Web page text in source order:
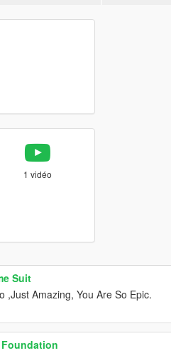
1 vidéo
Suit
,Just Amazing, You Are So Epic.